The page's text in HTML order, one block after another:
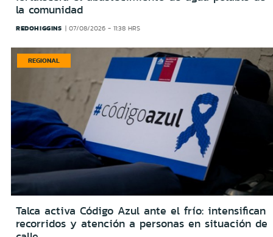
la comunidad
REDOHIGGINS 07/08/2026 - 11:38 HRS
REGIONAL
Talca activa Código Azul ante el frío: intensifican
recorridos y atención a personas en situación de